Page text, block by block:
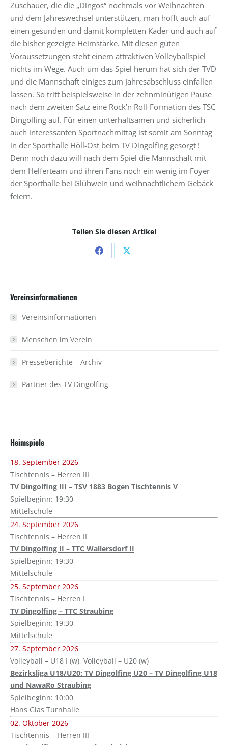
Zuschauer, die die „Dingos“ nochmals vor Weihnachten
und dem Jahreswechsel unterstützen, man hofft auch auf
einen gesunden und damit kompletten Kader und auch auf
die bisher gezeigte Heimstärke. Mit diesen guten
Voraussetzungen steht einem attraktiven Volleyballspiel
nichts im Wege. Auch um das Spiel herum hat sich der TVD
und die Mannschaft einiges zum Jahresabschluss einfallen
lassen. So tritt beispielsweise in der zehnminütigen Pause
nach dem zweiten Satz eine Rock’n Roll-Formation des TSC
Dingolfing auf. Für einen unterhaltsamen und sicherlich
auch interessanten Sportnachmittag ist somit am Sonntag
in der Sporthalle Höll-Ost beim TV Dingolfing gesorgt !
Denn noch dazu will nach dem Spiel die Mannschaft mit
dem Helferteam und ihren Fans noch ein wenig im Foyer
der Sporthalle bei Glühwein und weihnachtlichem Gebäck
feiern.
Teilen Sie diesen Artikel
Share Share
Vereinsinformationen
Vereinsinformationen
Menschen im Verein
Presseberichte – Archiv
Partner des TV Dingolfing
Heimspiele
18. September 2026
Tischtennis – Herren III
TV Dingolfing III – TSV 1883 Bogen Tischtennis V
Spielbeginn: 19:30
Mittelschule
24. September 2026
Tischtennis – Herren II
TV Dingolfing II – TTC Wallersdorf II
Spielbeginn: 19:30
Mittelschule
25. September 2026
Tischtennis – Herren I
TV Dingolfing – TTC Straubing
Spielbeginn: 19:30
Mittelschule
27. September 2026
Volleyball – U18 I (w), Volleyball – U20 (w)
Bezirksliga U18/U20: TV Dingolfing U20 – TV Dingolfing U18
und NawaRo Straubing
Spielbeginn: 10:00
Hans Glas Turnhalle
02. Oktober 2026
Tischtennis – Herren III